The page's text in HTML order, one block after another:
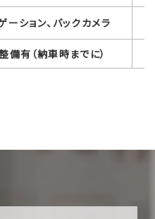
、バックカメラ
納車時までに）